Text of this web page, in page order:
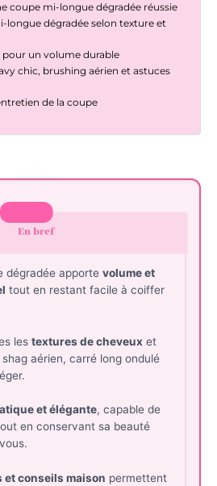
coupe mi-longue dégradée réussie
longue dégradée selon texture et
un volume durable
chic, brushing aérien et astuces
de la coupe
En bref
dégradée apportevolume et
tout en restant facile à coiffer
lestextures de cheveux et
aérien, carré long ondulé
et élégante, capable de
en conservant sa beauté
et conseils maison permettent